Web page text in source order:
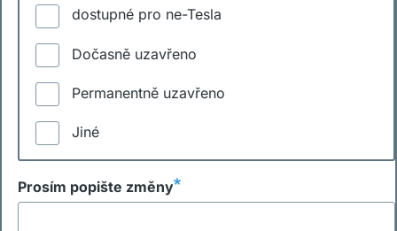
dostupné pro ne-Tesla
Dočasně uzavřeno
Permanentně uzavřeno
Jiné
Prosím popište změny